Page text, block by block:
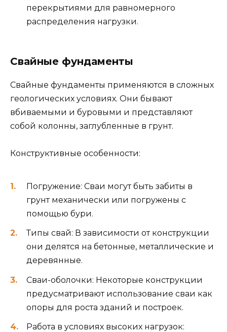
перекрытиями для равномерного
распределения нагрузки.
Свайные фундаменты
Свайные фундаменты применяются в сложных
геологических условиях. Они бывают
вбиваемыми и буровыми и представляют
собой колонны, заглубленные в грунт.
Конструктивные особенности:
Погружение: Сваи могут быть забиты в
грунт механически или погружены с
помощью бури.
Типы свай: В зависимости от конструкции
они делятся на бетонные, металлические и
деревянные.
Сваи-оболочки: Некоторые конструкции
предусматривают использование сваи как
опоры для роста зданий и построек.
Работа в условиях высоких нагрузок: